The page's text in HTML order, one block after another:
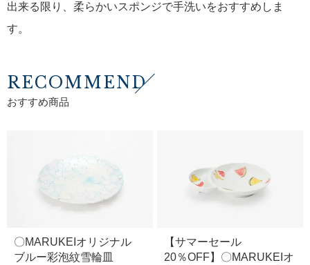
出来る限り、柔らかいスポンジで手洗いをおすすめしま
す。
RECOMMEND
おすすめ商品
〇MARUKEIオリジナル
ブルー彩泡紋雪輪皿
【サマーセール
20％OFF】〇MARUKEIオ